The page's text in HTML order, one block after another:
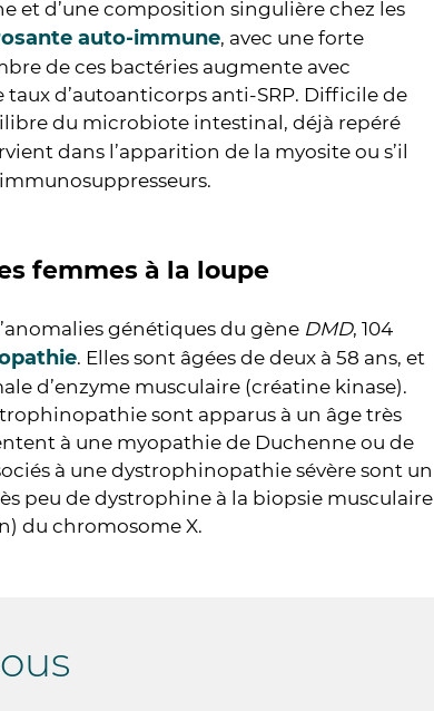
et d’une composition singulière chez les
auto-immune, avec une forte
de ces bactéries augmente avec
d’autoanticorps anti-SRP. Difficile de
du microbiote intestinal, déjà repéré
dans l’apparition de la myosite ou s’il
femmes à la loupe
génétiques du gène DMD, 104
. Elles sont âgées de deux à 58 ans, et
d’enzyme musculaire (créatine kinase).
sont apparus à un âge très
à une myopathie de Duchenne ou de
à une dystrophinopathie sévère sont un
peu de dystrophine à la biopsie musculaire
du chromosome X.